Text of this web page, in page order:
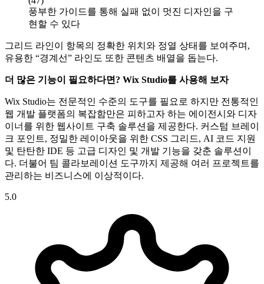
풍부한 가이드를 통해 실패 없이 멋진 디자인을 구
현할 수 있다
그리드 라인이 항목의 정확한 위치와 정열 상태를 보여주며,
유용한 “경계선” 라인도 또한 콘텐츠 배열을 돕는다.
더 많은 기능이 필요하다면? Wix Studio를 사용해 보자
Wix Studio는 전문적인 수준의 도구를 필요로 하지만 전통적인
웹 개발 플랫폼의 복잡함만은 피하고자 하는 에이전시와 디자
이너를 위한 웹사이트 구축 솔루션을 제공한다. 커스텀 브레이
크 포인트, 정밀한 레이아웃을 위한 CSS 그리드, AI 코드 지원
및 탄탄한 IDE 등 고급 디자인 및 개발 기능을 갖춘 솔루션이
다. 더불어 팀 콜라보레이션 도구까지 제공해 여러 프로젝트를
관리하는 비즈니스에 이상적이다.
5.0